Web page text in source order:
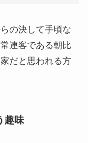
の決して手頃な
連客である朝比
だと思われる方
趣味